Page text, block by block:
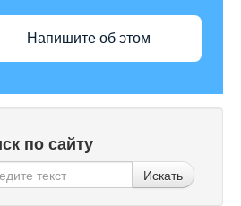
Напишите об этом
по сайту
Искать